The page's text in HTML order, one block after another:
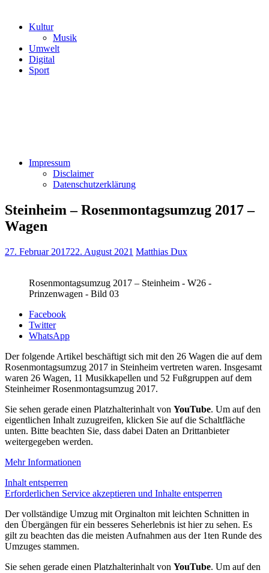
Kultur
Musik
Umwelt
Digital
Sport
Impressum
Disclaimer
Datenschutzerklärung
Steinheim – Rosenmontagsumzug 2017 –
Wagen
27. Februar 201722. August 2021 Matthias Dux
Rosenmontagsumzug 2017 – Steinheim - W26 -
Prinzenwagen - Bild 03
Facebook
Twitter
WhatsApp
Der folgende Artikel beschäftigt sich mit den 26 Wagen die auf dem
Rosenmontagsumzug 2017 in Steinheim vertreten waren. Insgesamt
waren 26 Wagen, 11 Musikkapellen und 52 Fußgruppen auf dem
Steinheimer Rosenmontagsumzug 2017.
Sie sehen gerade einen Platzhalterinhalt von YouTube. Um auf den
eigentlichen Inhalt zuzugreifen, klicken Sie auf die Schaltfläche
unten. Bitte beachten Sie, dass dabei Daten an Drittanbieter
weitergegeben werden.
Mehr Informationen
Inhalt entsperren
Erforderlichen Service akzeptieren und Inhalte entsperren
Der vollständige Umzug mit Orginalton mit leichten Schnitten in
den Übergängen für ein besseres Seherlebnis ist hier zu sehen. Es
gilt zu beachten das die meisten Aufnahmen aus der 1ten Runde des
Umzuges stammen.
Sie sehen gerade einen Platzhalterinhalt von YouTube. Um auf den